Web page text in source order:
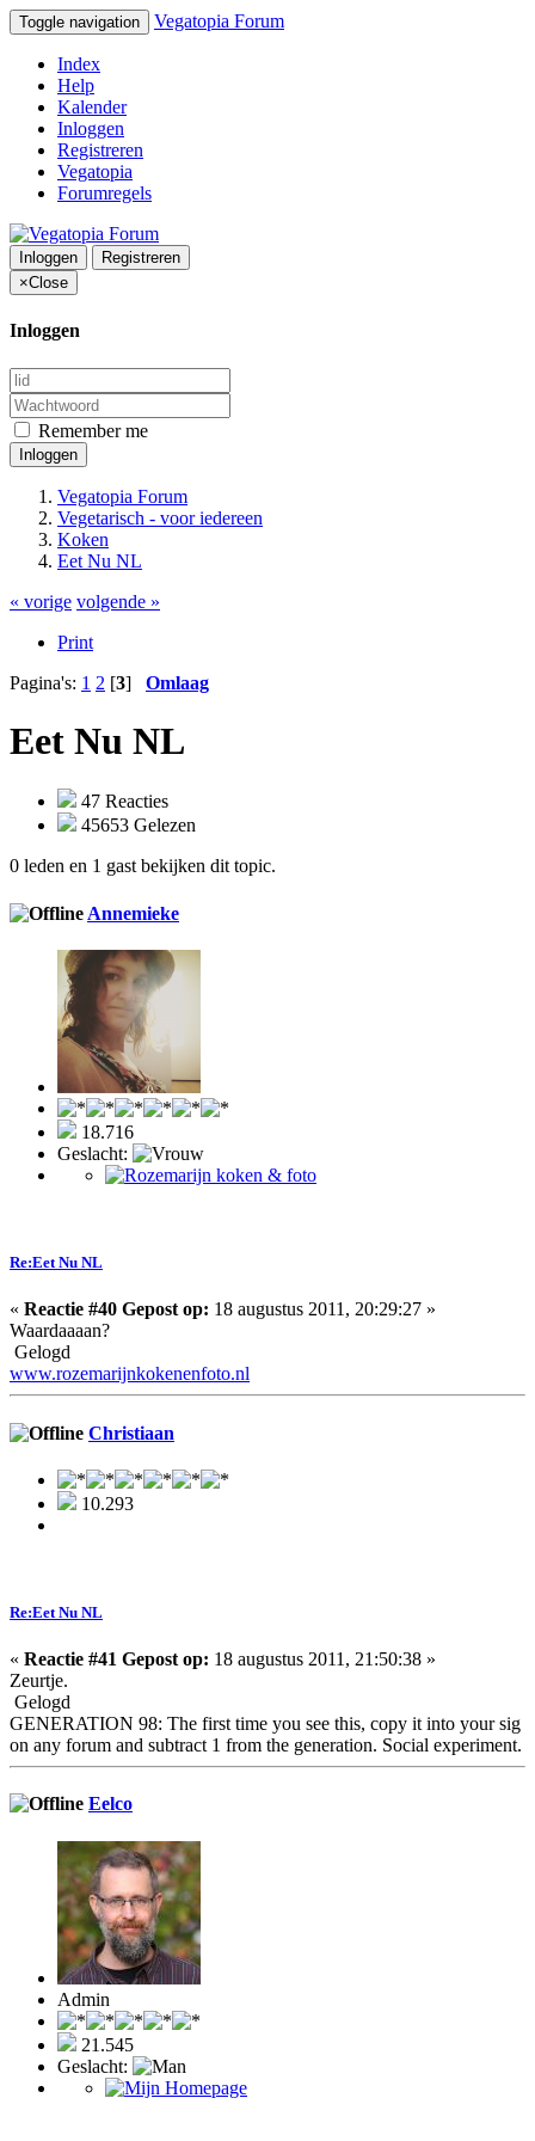
Toggle navigation Vegatopia Forum
Index
Help
Kalender
Inloggen
Registreren
Vegatopia
Forumregels
Inloggen
Registreren
×Close
Inloggen
Remember me
Inloggen
Vegatopia Forum
Vegetarisch - voor iedereen
Koken
Eet Nu NL
« vorige volgende »
Print
Pagina's: 1 2 [3] Omlaag
Eet Nu NL
47 Reacties
45653 Gelezen
0 leden en 1 gast bekijken dit topic.
Annemieke
18.716
Geslacht:
Re:Eet Nu NL
« Reactie #40 Gepost op: 18 augustus 2011, 20:29:27 »
Waardaaaan?
Gelogd
www.rozemarijnkokenenfoto.nl
Christiaan
10.293
Re:Eet Nu NL
« Reactie #41 Gepost op: 18 augustus 2011, 21:50:38 »
Zeurtje.
Gelogd
GENERATION 98: The first time you see this, copy it into your sig
on any forum and subtract 1 from the generation. Social experiment.
Eelco
Admin
21.545
Geslacht: